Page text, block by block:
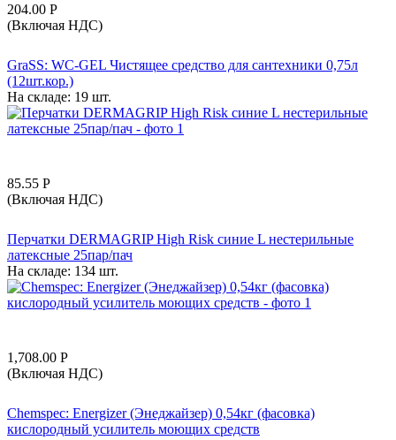
204.00 Р
(Включая НДС)
GraSS: WC-GEL Чистящее средство для сантехники 0,75л
(12шт.кор.)
На складе: 19 шт.
85.55 Р
(Включая НДС)
Перчатки DERMAGRIP High Risk синие L нестерильные
латексные 25пар/пач
На складе: 134 шт.
1,708.00 Р
(Включая НДС)
Chemspec: Energizer (Энеджайзер) 0,54кг (фасовка)
кислородный усилитель моющих средств